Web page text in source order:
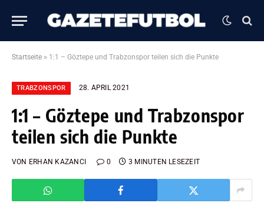
Startseite » 1:1 – Göztepe und Trabzonspor teilen sich die Punkte
TRABZONSPOR 28. APRIL 2021
1:1 – Göztepe und Trabzonspor
teilen sich die Punkte
VON ERHAN KAZANCI 0 3 MINUTEN LESEZEIT